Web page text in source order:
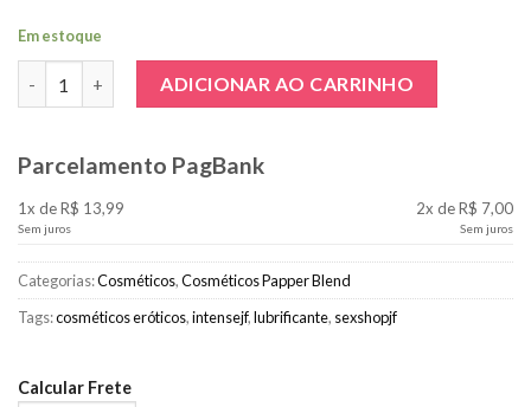
Em estoque
ADICIONAR AO CARRINHO
Parcelamento PagBank
1x de R$ 13,99
Sem juros
2x de R$ 7,00
Sem juros
Categorias:Cosméticos,Cosméticos Papper Blend
Tags:cosméticos eróticos,intensejf,lubrificante, sexshopjf
Calcular Frete